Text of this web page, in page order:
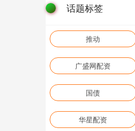
话题标签
推动
广盛网配资
国债
华星配资